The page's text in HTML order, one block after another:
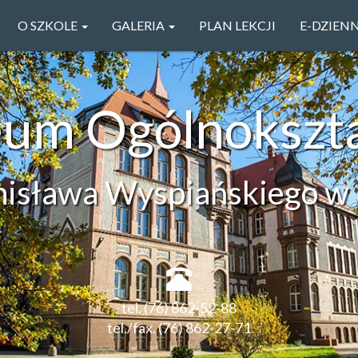
O SZKOLE GALERIA PLAN LEKCJI E-
Wyspiańskiego w
tel. (76) 862-52-88
tel./fax. (76) 862-27-71